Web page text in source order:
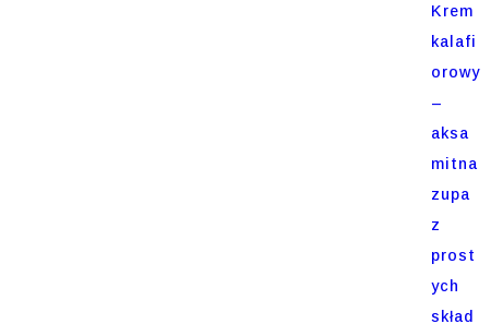
Krem
kalafi
orowy
–
aksa
mitna
zupa
z
prost
ych
skład